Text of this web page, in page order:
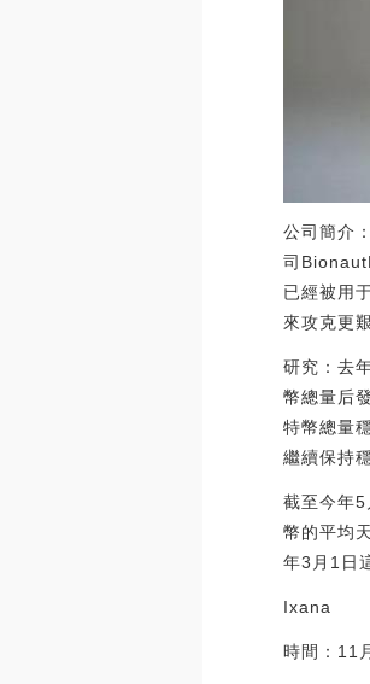
公司簡介
司
已經被用
來攻克更
研究：去
幣總量后
特幣總量
繼續保持
截至今年
幣的平均
年3月1日
Ixana
時間：11